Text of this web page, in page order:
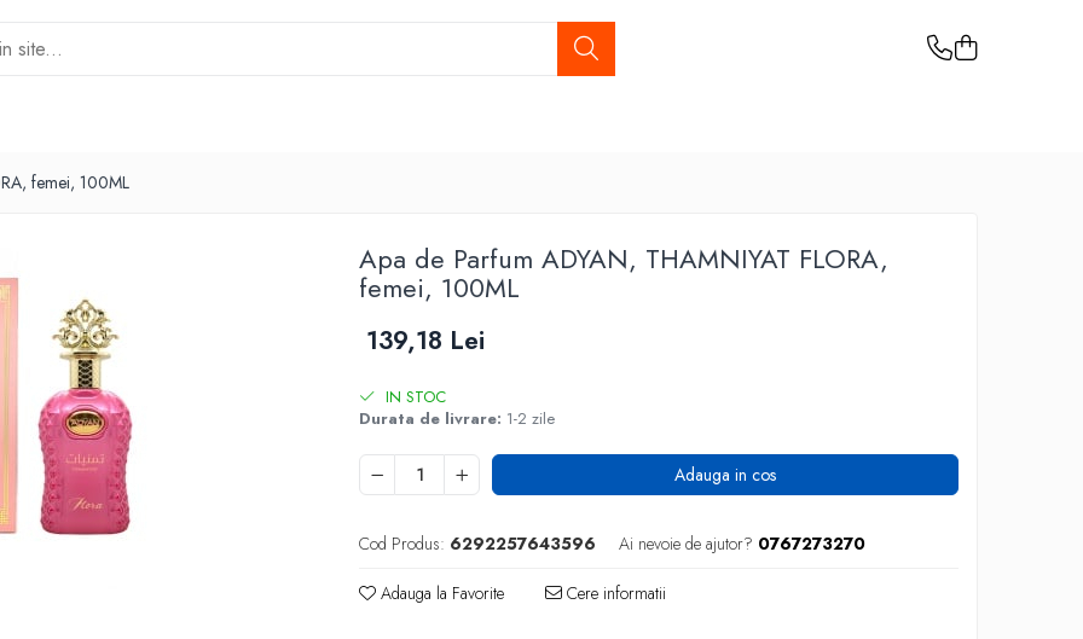
femei, 100ML
Apa de Parfum ADYAN, THAMNIYAT FLORA,
femei, 100ML
139,18 Lei
IN STOC
Durata de livrare: 1-2 zile
Adauga in cos
Cod Produs: 6292257643596 Ai nevoie de ajutor? 0767273270
Adauga la Favorite Cere informatii